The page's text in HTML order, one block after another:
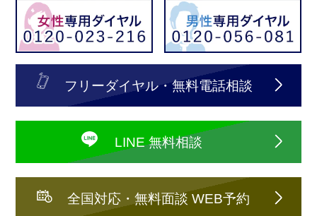
フリーダイヤル・無料電話相談
LINE 無料相談
全国対応・無料面談 WEB予約